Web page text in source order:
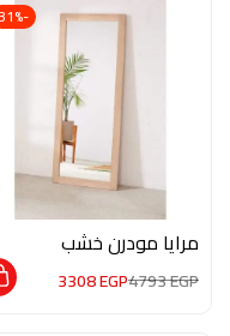
-31%
مرايا مودرن خشب
طبيعيM020944793EGP
3308EGP